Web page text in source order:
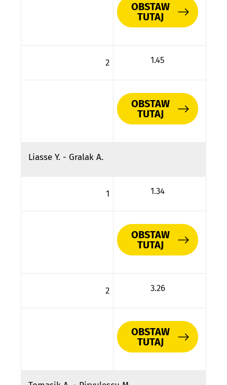
OBSTAW
TUTAJ
2 1.45
OBSTAW
TUTAJ
Liasse Y. - Gralak A.
1 1.34
OBSTAW
TUTAJ
2 3.26
OBSTAW
TUTAJ